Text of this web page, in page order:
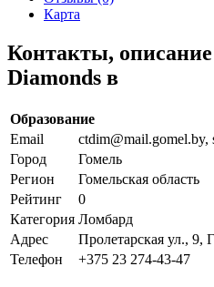
Карта
Контакты,
Diamonds в
Образование
Email
ctdim@mail.gomel.by,
Город
Гомель
Регион
Гомельская область
Рейтинг
0
Категория Ломбард
Адрес
Пролетарская ул., 9,
Телефон
+375 23 274-43-47